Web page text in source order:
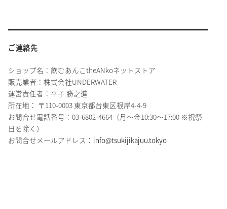
ご連絡先
ショップ名：飲むあんこtheANkoネットストア
販売業者：株式会社UNDERWATER
運営責任者：平子 勝之進
所在地： 〒110-0003 東京都台東区根岸4-4-9
お問合せ電話番号：03-6802-4664（月～金10:30～17:00 ※祝祭
日を除く）
お問合せメールアドレス： info@tsukijikajuu.tokyo